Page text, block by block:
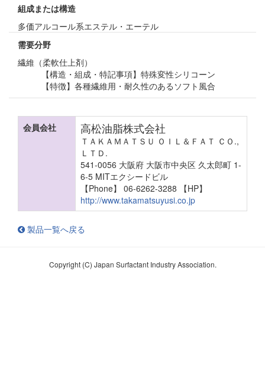
組成または構造
多価アルコール系エステル・エーテル
需要分野
繊維（柔軟仕上剤）
【構造・組成・特記事項】特殊変性シリコーン
【特徴】各種繊維用・耐久性のあるソフト風合
会員会社 高松油脂株式会社
ＴＡＫＡＭＡＴＳＵ ＯＩＬ＆ＦＡＴ ＣＯ.,
ＬＴＤ.
541-0056 大阪府 大阪市中央区 久太郎町 1-
6-5 MITエクシードビル
【Phone】 06-6262-3288
【HP】
http://www.takamatsuyusi.co.jp
製品一覧へ戻る
Copyright (C) Japan Surfactant Industry Association.